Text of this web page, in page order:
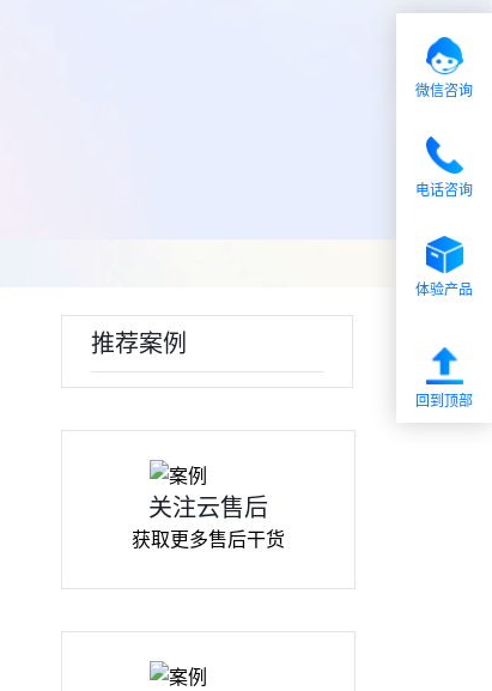
推荐案例
关注云售后
获取更多售后干货
微信咨询
电话咨询
体验产品
回到顶部